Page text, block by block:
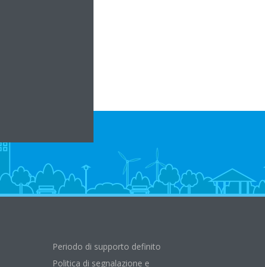
Periodo di supporto definito
Politica di segnalazione e